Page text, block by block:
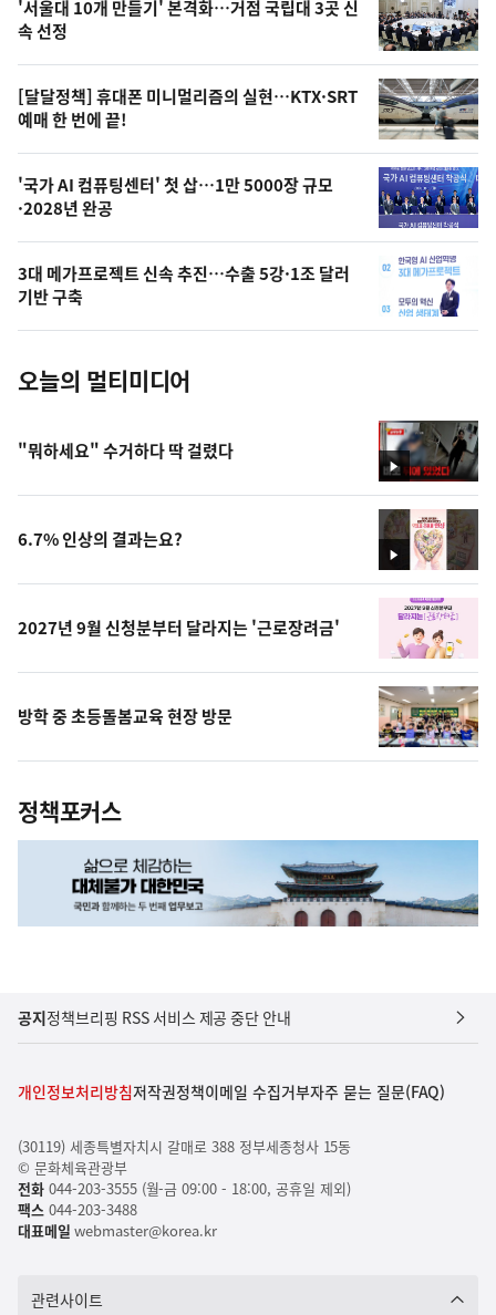
늘
의
영
상
오
의
사
진
'서울대 10개 만들기' 본격화…거점 국립대 3곳 신
속 선정
[달달정책] 휴대폰 미니멀리즘의 실현…KTX·SRT
예매 한 번에 끝!
'국가 AI 컴퓨팅센터' 첫 삽…1만 5000장 규모
·2028년 완공
3대 메가프로젝트 신속 추진…수출 5강·1조 달러
기반 구축
오늘의 멀티미디어
영
상
"뭐하세요" 수거하다 딱 걸렸다
영
상
6.7% 인상의 결과는요?
2027년 9월 신청분부터 달라지는 '근로장려금'
방학 중 초등돌봄교육 현장 방문
정책포커스
공지정책브리핑 RSS 서비스 제공 중단 안내
개인정보처리방침저작권정책이메일 수집거부자주 묻는 질문(FAQ)
(30119) 세종특별자치시 갈매로 388 정부세종청사 15동
© 문화체육관광부
전화044-203-3555 (월-금 09:00 - 18:00, 공휴일 제외)
팩스044-203-3488
대표메일 webmaster@korea.kr
관련사이트